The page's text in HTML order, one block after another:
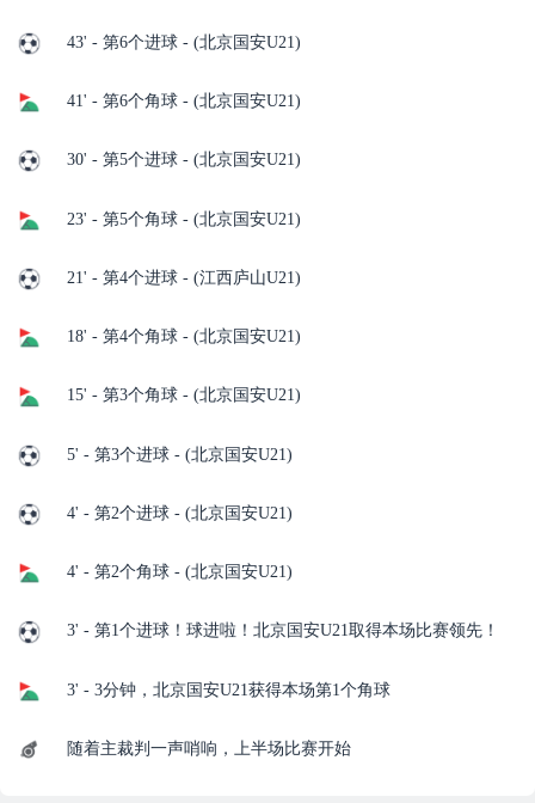
43' - 第6个进球 - (北京国安U21)
41' - 第6个角球 - (北京国安U21)
30' - 第5个进球 - (北京国安U21)
23' - 第5个角球 - (北京国安U21)
21' - 第4个进球 - (江西庐山U21)
18' - 第4个角球 - (北京国安U21)
15' - 第3个角球 - (北京国安U21)
5' - 第3个进球 - (北京国安U21)
4' - 第2个进球 - (北京国安U21)
4' - 第2个角球 - (北京国安U21)
3' - 第1个进球！球进啦！北京国安U21取得本场比赛领先！
3' - 3分钟，北京国安U21获得本场第1个角球
随着主裁判一声哨响，上半场比赛开始